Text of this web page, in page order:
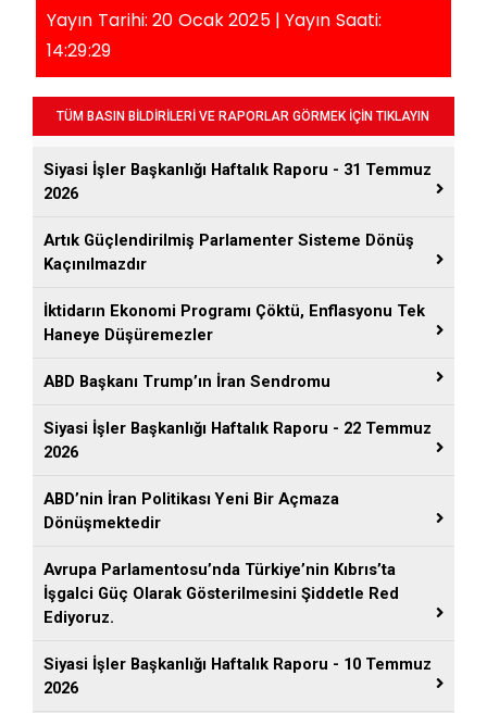
Yayın Tarihi: 20 Ocak 2025 | Yayın Saati:
14:29:29
TÜM BASIN BİLDİRİLERİ VE RAPORLAR GÖRMEK İÇİN TIKLAYIN
Siyasi İşler Başkanlığı Haftalık Raporu - 31 Temmuz
2026
Artık Güçlendirilmiş Parlamenter Sisteme Dönüş
Kaçınılmazdır
İktidarın Ekonomi Programı Çöktü, Enflasyonu Tek
Haneye Düşüremezler
ABD Başkanı Trump’ın İran Sendromu
Siyasi İşler Başkanlığı Haftalık Raporu - 22 Temmuz
2026
ABD’nin İran Politikası Yeni Bir Açmaza
Dönüşmektedir
Avrupa Parlamentosu’nda Türkiye’nin Kıbrıs’ta
İşgalci Güç Olarak Gösterilmesini Şiddetle Red
Ediyoruz.
Siyasi İşler Başkanlığı Haftalık Raporu - 10 Temmuz
2026